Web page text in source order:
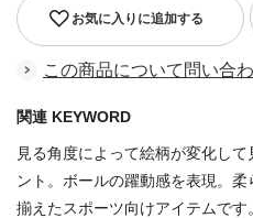
お気に入りに追加する
この商品について問い合
関連 KEYWORD
見る角度によって絵柄が変化し
ント。ボールの躍動感を表現。
揃えたスポーツ向けアイテムです。